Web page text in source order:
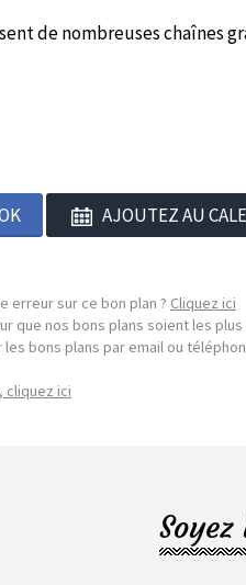
de nombreuses chaînes
AJOUTEZ AU
erreur sur ce bon plan ? Cliquez ici
que nos bons plans soient les
bons plans par email ou
cliquez ici